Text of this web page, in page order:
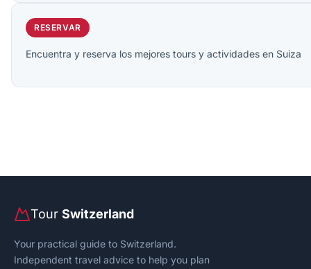
RESERVAR
Encuentra y reserva los mejores tours y actividades en Suiza
Tour Switzerland
Your practical guide to Switzerland.
Independent travel advice to help you plan